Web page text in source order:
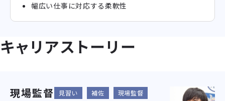
幅広い仕事に対応する柔軟性
キャリアストーリー
現場監督 見習い 補佐 現場監督